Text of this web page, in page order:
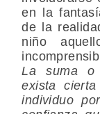
en la
de la
niño
La suma o
exista
individuo